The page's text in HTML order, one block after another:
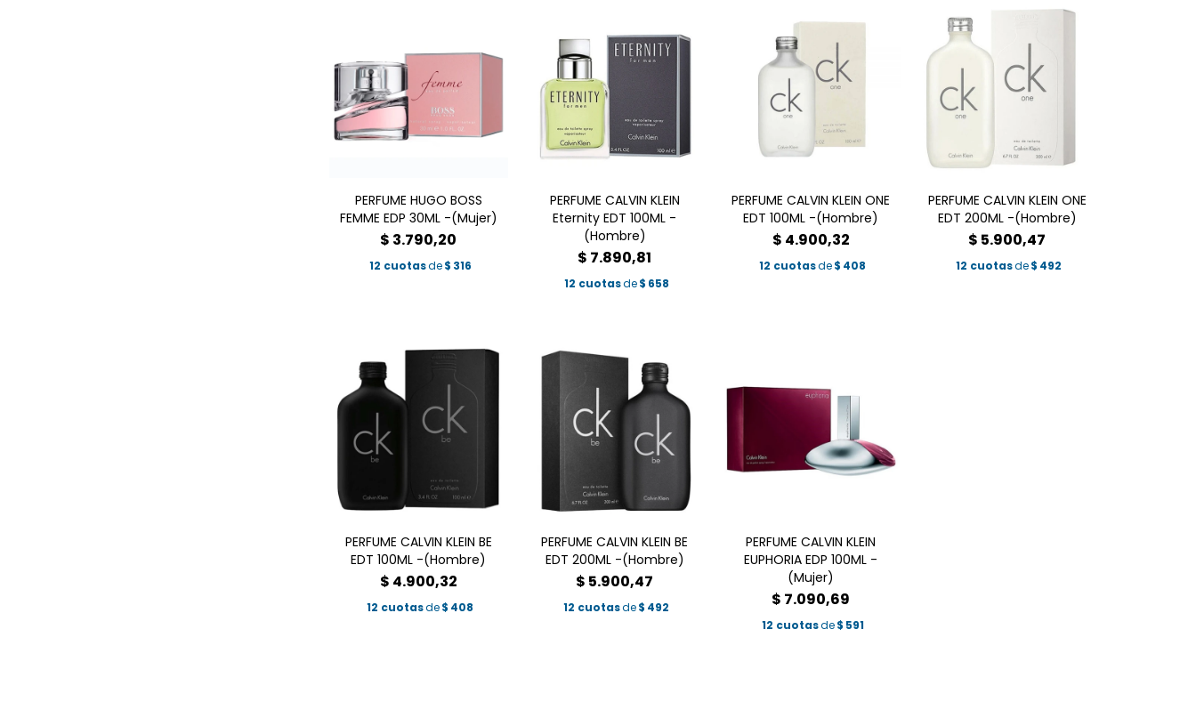
PERFUME HUGO BOSS
FEMME EDP 30ML -(Mujer)
$ 3.790,20
12 cuotasde$ 316
PERFUME CALVIN KLEIN
Eternity EDT 100ML -
(Hombre)
$ 7.890,81
12 cuotasde$ 658
PERFUME CALVIN KLEIN ONE
EDT 100ML -(Hombre)
$ 4.900,32
12 cuotasde$ 408
PERFUME CALVIN KLEIN ONE
EDT 200ML -(Hombre)
$ 5.900,47
12 cuotasde$ 492
PERFUME CALVIN KLEIN BE
EDT 100ML -(Hombre)
$ 4.900,32
12 cuotasde$ 408
PERFUME CALVIN KLEIN BE
EDT 200ML -(Hombre)
$ 5.900,47
12 cuotasde$ 492
PERFUME CALVIN KLEIN
EUPHORIA EDP 100ML -
(Mujer)
$ 7.090,69
12 cuotasde$ 591